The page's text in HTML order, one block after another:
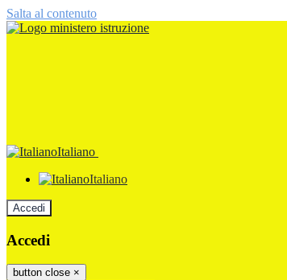
Salta al contenuto
Italiano
Italiano
Accedi
Accedi
button close ×